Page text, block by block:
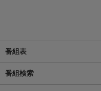
番組表
番組検索